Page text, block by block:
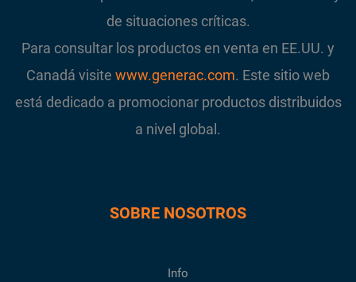
de situaciones críticas.
Para consultar los productos en venta en EE.UU. y
Canadá visite www.generac.com. Este sitio web
está dedicado a promocionar productos distribuidos
a nivel global.
SOBRE NOSOTROS
Info